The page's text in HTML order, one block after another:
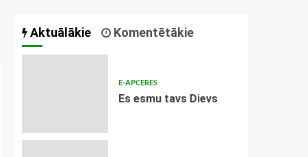
Aktuālākie Komentētākie
E-APCERES
Es esmu tavs Dievs